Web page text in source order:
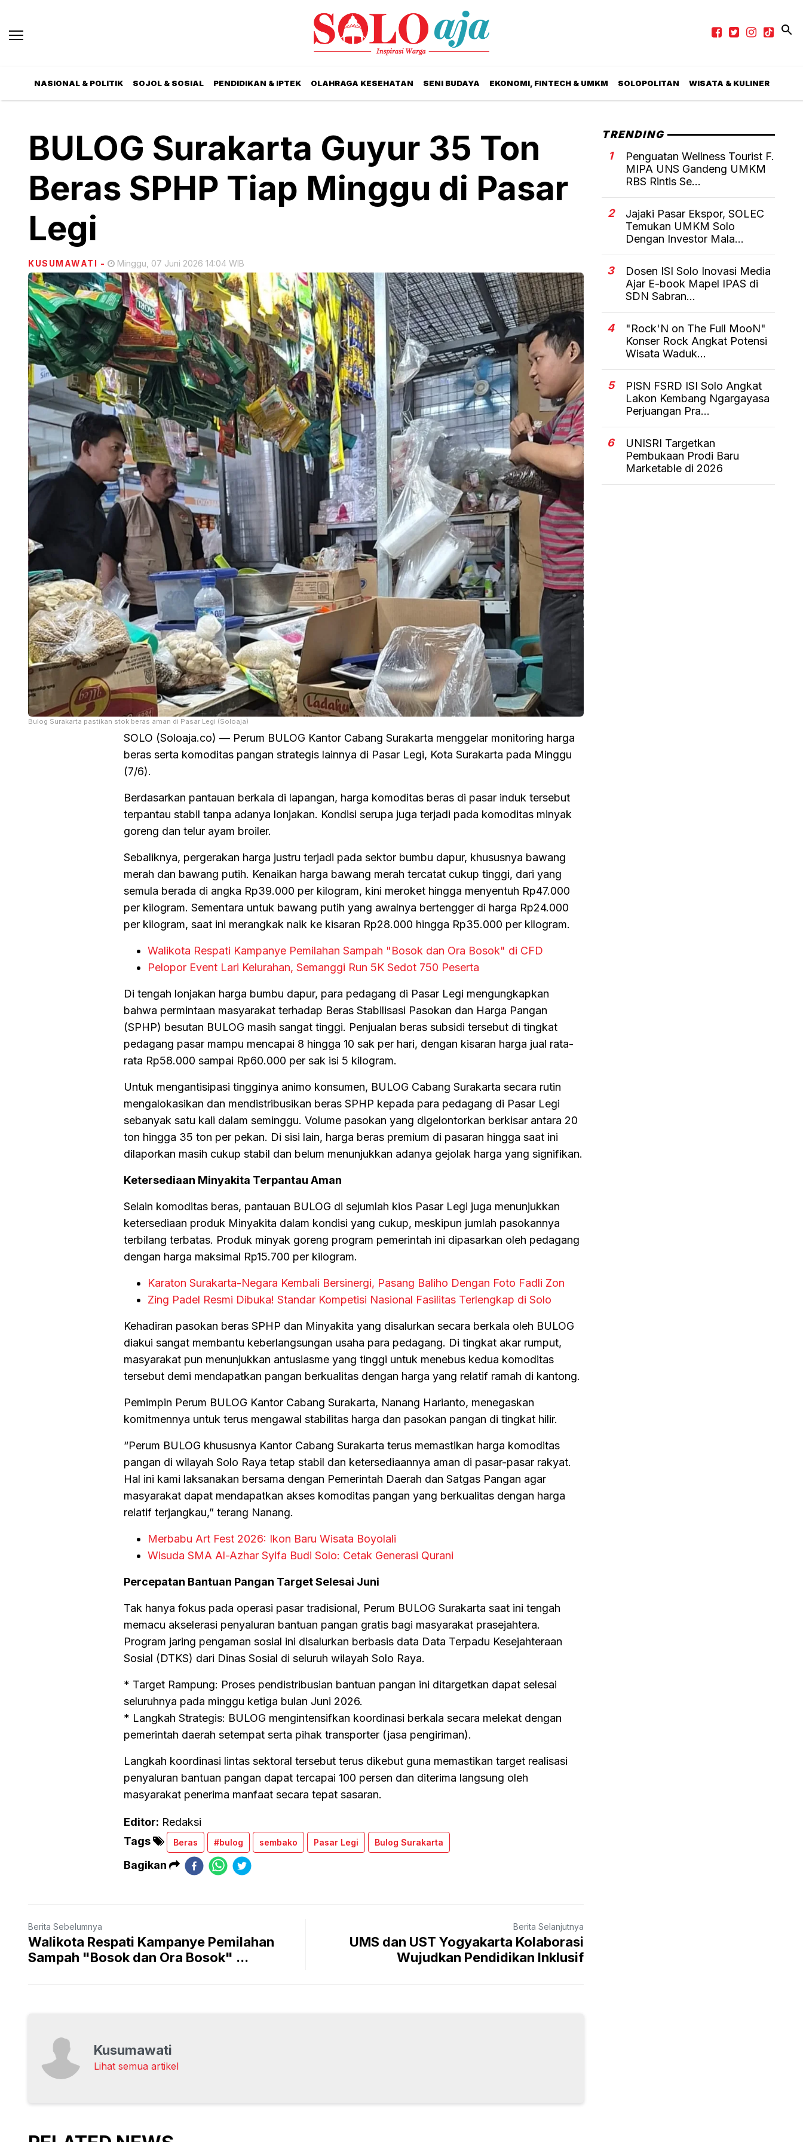
NASIONAL & POLITIK SOJOL & SOSIAL PENDIDIKAN & IPTEK OLAHRAGA KESEHATAN SENI BUDAYA EKONOMI, FINTECH & UMKM SOLOPOLITAN WISATA & KULINER
BULOG Surakarta Guyur 35 Ton
Beras SPHP Tiap Minggu di Pasar
Legi
KUSUMAWATI - Minggu, 07 Juni 2026 14:04 WIB
Bulog Surakarta pastikan stok beras aman di Pasar Legi (Soloaja)
SOLO (Soloaja.co) — Perum BULOG Kantor Cabang Surakarta menggelar monitoring harga
beras serta komoditas pangan strategis lainnya di Pasar Legi, Kota Surakarta pada Minggu
(7/6).
Berdasarkan pantauan berkala di lapangan, harga komoditas beras di pasar induk tersebut
terpantau stabil tanpa adanya lonjakan. Kondisi serupa juga terjadi pada komoditas minyak
goreng dan telur ayam broiler.
Sebaliknya, pergerakan harga justru terjadi pada sektor bumbu dapur, khususnya bawang
merah dan bawang putih. Kenaikan harga bawang merah tercatat cukup tinggi, dari yang
semula berada di angka Rp39.000 per kilogram, kini meroket hingga menyentuh Rp47.000
per kilogram. Sementara untuk bawang putih yang awalnya bertengger di harga Rp24.000
per kilogram, saat ini merangkak naik ke kisaran Rp28.000 hingga Rp35.000 per kilogram.
Walikota Respati Kampanye Pemilahan Sampah "Bosok dan Ora Bosok" di CFD
Pelopor Event Lari Kelurahan, Semanggi Run 5K Sedot 750 Peserta
Di tengah lonjakan harga bumbu dapur, para pedagang di Pasar Legi mengungkapkan
bahwa permintaan masyarakat terhadap Beras Stabilisasi Pasokan dan Harga Pangan
(SPHP) besutan BULOG masih sangat tinggi. Penjualan beras subsidi tersebut di tingkat
pedagang pasar mampu mencapai 8 hingga 10 sak per hari, dengan kisaran harga jual rata-
rata Rp58.000 sampai Rp60.000 per sak isi 5 kilogram.
Untuk mengantisipasi tingginya animo konsumen, BULOG Cabang Surakarta secara rutin
mengalokasikan dan mendistribusikan beras SPHP kepada para pedagang di Pasar Legi
sebanyak satu kali dalam seminggu. Volume pasokan yang digelontorkan berkisar antara 20
ton hingga 35 ton per pekan. Di sisi lain, harga beras premium di pasaran hingga saat ini
dilaporkan masih cukup stabil dan belum menunjukkan adanya gejolak harga yang signifikan.
Ketersediaan Minyakita Terpantau Aman
Selain komoditas beras, pantauan BULOG di sejumlah kios Pasar Legi juga menunjukkan
ketersediaan produk Minyakita dalam kondisi yang cukup, meskipun jumlah pasokannya
terbilang terbatas. Produk minyak goreng program pemerintah ini dipasarkan oleh pedagang
dengan harga maksimal Rp15.700 per kilogram.
Karaton Surakarta-Negara Kembali Bersinergi, Pasang Baliho Dengan Foto Fadli Zon
Zing Padel Resmi Dibuka! Standar Kompetisi Nasional Fasilitas Terlengkap di Solo
Kehadiran pasokan beras SPHP dan Minyakita yang disalurkan secara berkala oleh BULOG
diakui sangat membantu keberlangsungan usaha para pedagang. Di tingkat akar rumput,
masyarakat pun menunjukkan antusiasme yang tinggi untuk menebus kedua komoditas
tersebut demi mendapatkan pangan berkualitas dengan harga yang relatif ramah di kantong.
Pemimpin Perum BULOG Kantor Cabang Surakarta, Nanang Harianto, menegaskan
komitmennya untuk terus mengawal stabilitas harga dan pasokan pangan di tingkat hilir.
“Perum BULOG khususnya Kantor Cabang Surakarta terus memastikan harga komoditas
pangan di wilayah Solo Raya tetap stabil dan ketersediaannya aman di pasar-pasar rakyat.
Hal ini kami laksanakan bersama dengan Pemerintah Daerah dan Satgas Pangan agar
masyarakat dapat mendapatkan akses komoditas pangan yang berkualitas dengan harga
relatif terjangkau,” terang Nanang.
Merbabu Art Fest 2026: Ikon Baru Wisata Boyolali
Wisuda SMA Al-Azhar Syifa Budi Solo: Cetak Generasi Qurani
Percepatan Bantuan Pangan Target Selesai Juni
Tak hanya fokus pada operasi pasar tradisional, Perum BULOG Surakarta saat ini tengah
memacu akselerasi penyaluran bantuan pangan gratis bagi masyarakat prasejahtera.
Program jaring pengaman sosial ini disalurkan berbasis data Data Terpadu Kesejahteraan
Sosial (DTKS) dari Dinas Sosial di seluruh wilayah Solo Raya.
* Target Rampung: Proses pendistribusian bantuan pangan ini ditargetkan dapat selesai
seluruhnya pada minggu ketiga bulan Juni 2026.
* Langkah Strategis: BULOG mengintensifkan koordinasi berkala secara melekat dengan
pemerintah daerah setempat serta pihak transporter (jasa pengiriman).
Langkah koordinasi lintas sektoral tersebut terus dikebut guna memastikan target realisasi
penyaluran bantuan pangan dapat tercapai 100 persen dan diterima langsung oleh
masyarakat penerima manfaat secara tepat sasaran.
Editor: Redaksi
Tags
Beras #bulog sembako Pasar Legi Bulog Surakarta
Bagikan
Berita Sebelumnya
Walikota Respati Kampanye Pemilahan
Sampah "Bosok dan Ora Bosok" ...
Berita Selanjutnya
UMS dan UST Yogyakarta Kolaborasi
Wujudkan Pendidikan Inklusif
Kusumawati
Lihat semua artikel
TRENDING
1
Penguatan Wellness Tourist F.
MIPA UNS Gandeng UMKM
RBS Rintis Se...
2
Jajaki Pasar Ekspor, SOLEC
Temukan UMKM Solo
Dengan Investor Mala...
3
Dosen ISI Solo Inovasi Media
Ajar E-book Mapel IPAS di
SDN Sabran...
4
"Rock'N on The Full MooN"
Konser Rock Angkat Potensi
Wisata Waduk...
5
PISN FSRD ISI Solo Angkat
Lakon Kembang Ngargayasa
Perjuangan Pra...
6
UNISRI Targetkan
Pembukaan Prodi Baru
Marketable di 2026